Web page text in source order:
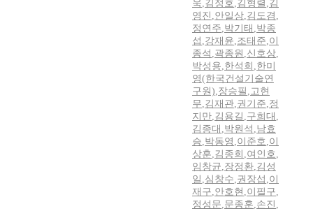
욱,김정호,김형렬 ,김
영진 ,안일상,김도겸 ,
정연주,박기태 ,박종
섭 ,강재윤,조태준,이
종석 ,곽종원 ,신호상,
박성용,한석희 ,한미
영(한국건설기술연
구원),장승필 ,고현
무,김재관,권기준,정
지만,김용길 ,구희대 ,
김종대 ,박원석 ,남효
승,박동영 ,이준호,이
상훈,김종희 ,여인호,
임창균,장정환,김성
일 ,심창수,권장섭 ,이
재구,안호현 ,이필구,
정성문,문종훈,손진 ,